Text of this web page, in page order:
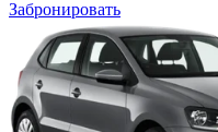
Забронировать